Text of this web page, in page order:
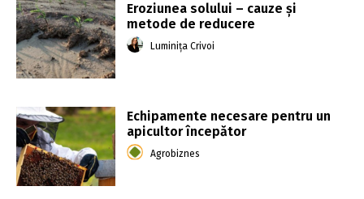
Eroziunea solului – cauze și
metode de reducere
Luminița Crivoi
Echipamente necesare pentru un
apicultor începător
Agrobiznes